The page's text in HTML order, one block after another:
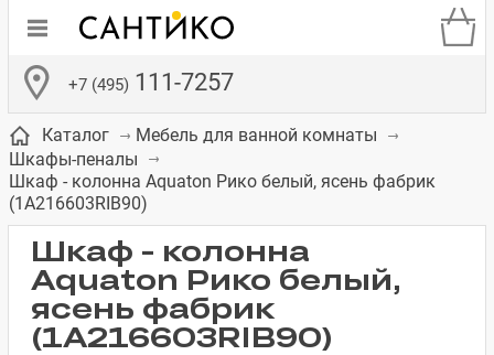
+7 (495) 111-7257
Бачки для
унитазов
Сиденья для
унитазов
Смесители для
встраиваемых
систем
Зеркало-шкаф
Полки в ванную
комнату
Комоды в
ванную комнату
Каталог
Мебель для ванной комнаты
Шкафы-пеналы
Шкаф - колонна Aquaton Рико белый, ясень фабрик
(1A216603RIB90)
Шкаф - колонна
Aquaton Рико белый,
ясень фабрик
(1A216603RIB90)